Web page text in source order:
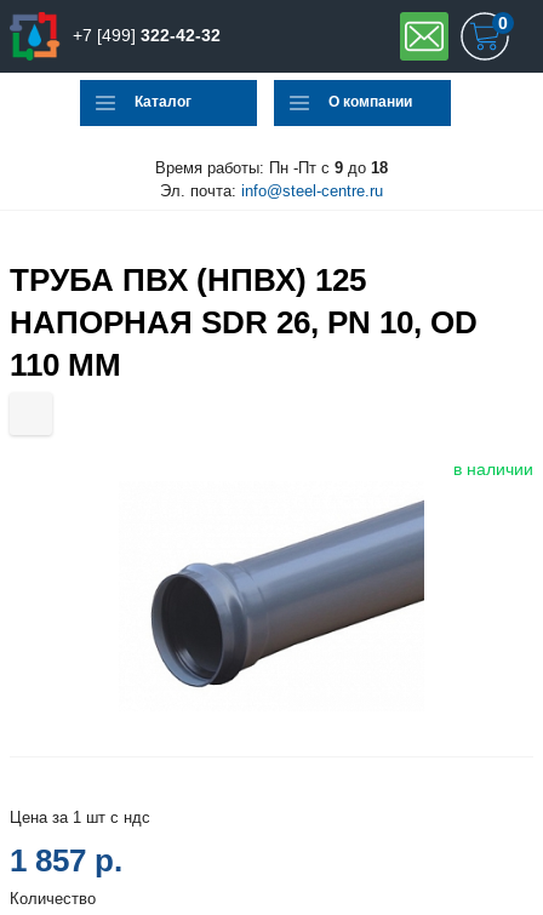
+7 [499] 322-42-32
0
Каталог О компании
Время работы: Пн -Пт с 9 до 18
Эл. почта: info@steel-centre.ru
ТРУБА ПВХ (НПВХ) 125
НАПОРНАЯ SDR 26, PN 10, OD
110 ММ
в наличии
Цена за 1 шт с ндс
1 857 р.
Количество